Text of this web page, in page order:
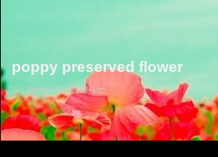
poppy preserved flower
poppy からお知らせ